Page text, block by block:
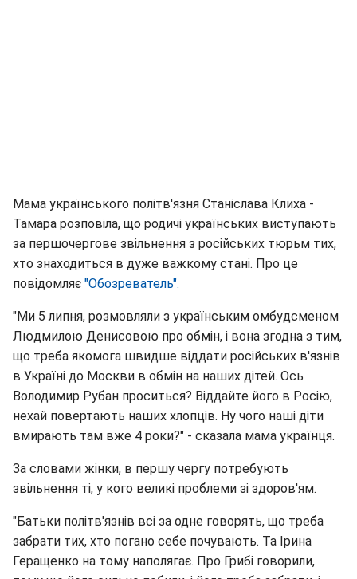
Мама українського політв'язня Станіслава Клиха -
Тамара розповіла, що родичі українських виступають
за першочергове звільнення з російських тюрьм тих,
хто знаходиться в дуже важкому стані. Про це
повідомляє "Обозреватель".
"Ми 5 липня, розмовляли з українським омбудсменом
Людмилою Денисовою про обмін, і вона згодна з тим,
що треба якомога швидше віддати російських в'язнів
в Україні до Москви в обмін на наших дітей. Ось
Володимир Рубан проситься? Віддайте його в Росію,
нехай повертають наших хлопців. Ну чого наші діти
вмирають там вже 4 роки?" - сказала мама українця.
За словами жінки, в першу чергу потребують
звільнення ті, у кого великі проблеми зі здоров'ям.
"Батьки політв'язнів всі за одне говорять, що треба
забрати тих, хто погано себе почувають. Та Ірина
Геращенко на тому наполягає. Про Грибі говорили,